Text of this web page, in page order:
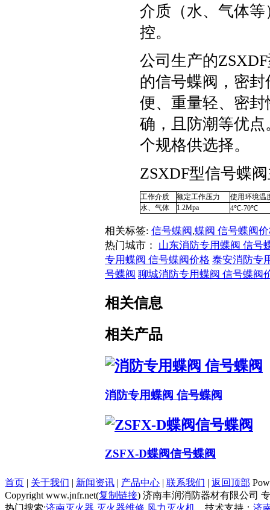
介质（水、气体
控。
公司生产的
的信号蝶阀，密
便、重量轻、密
确，且防潮等优点
个规格供选择。
ZSXDF型信号蝶
工作介质 额定工作压力
使用环境温
水、气体
1.2Mpa 4℃-70℃
相关标签: 信号蝶阀,蝶阀 信号蝶阀
热门城市： 山东消防专用蝶阀 信号
专用蝶阀 信号蝶阀价格 泰安消防专
号蝶阀 聊城消防专用蝶阀 信号蝶阀
相关信息
相关产品
消防专用蝶阀 信号蝶阀
ZSFX-D蝶阀信号蝶阀
首页 | 关于我们 | 新闻资讯 | 产品中心 | 联系我们 | 返回顶部
Copyright www.jnfr.net(复制链接) 济南丰润消防器材有限公司
热门搜索:济南灭火器 灭火器维修 风力灭火机 技术支持： 济